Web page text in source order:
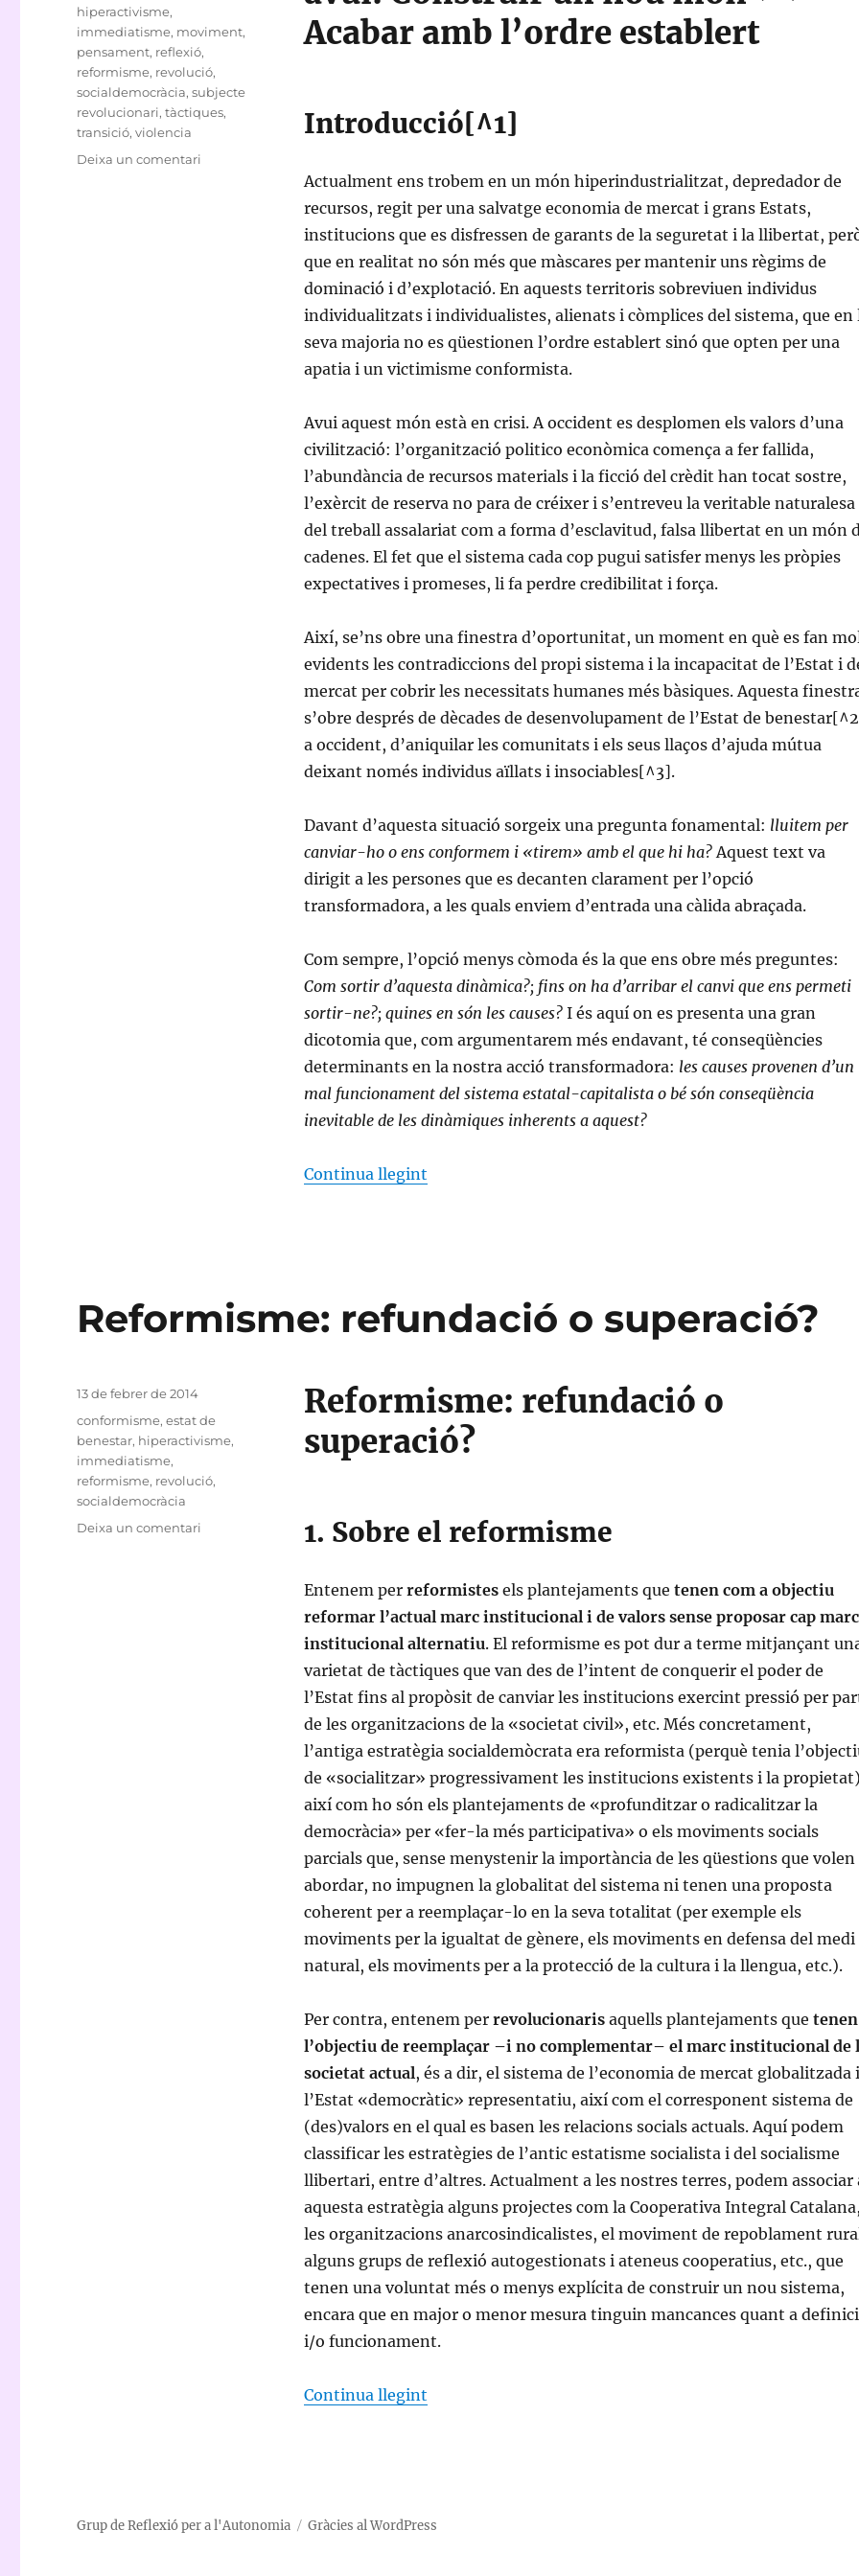
Acabar amb l’ordre establert
Introducció[^1]
Actualment ens trobem en un món hiperindustrialitzat, depredador de
recursos, regit per una salvatge economia de mercat i grans Estats,
institucions que es disfressen de garants de la seguretat i la llibertat,
que en realitat no són més que màscares per mantenir uns règims de
dominació i d’explotació. En aquests territoris sobreviuen individus
individualitzats i individualistes, alienats i còmplices del sistema, que en
seva majoria no es qüestionen l’ordre establert sinó que opten per una
apatia i un victimisme conformista.
Avui aquest món està en crisi. A occident es desplomen els valors d’una
civilització: l’organització politico econòmica comença a fer fallida,
l’abundància de recursos materials i la ficció del crèdit han tocat sostre,
l’exèrcit de reserva no para de créixer i s’entreveu la veritable naturalesa
del treball assalariat com a forma d’esclavitud, falsa llibertat en un món
cadenes. El fet que el sistema cada cop pugui satisfer menys les pròpies
expectatives i promeses, li fa perdre credibilitat i força.
Així, se’ns obre una finestra d’oportunitat, un moment en què es fan
evidents les contradiccions del propi sistema i la incapacitat de l’Estat i
mercat per cobrir les necessitats humanes més bàsiques. Aquesta
s’obre després de dècades de desenvolupament de l’Estat de
a occident, d’aniquilar les comunitats i els seus llaços d’ajuda mútua
deixant només individus aïllats i insociables[^3].
Davant d’aquesta situació sorgeix una pregunta fonamental: lluitem per
canviar-ho o ens conformem i «tirem» amb el que hi ha?Aquest text va
dirigit a les persones que es decanten clarament per l’opció
transformadora, a les quals enviem d’entrada una càlida abraçada.
Com sempre, l’opció menys còmoda és la que ens obre més preguntes:
Com sortir d’aquesta dinàmica?; fins on ha d’arribar el canvi que ens permeti
sortir-ne?; quines en són les causes?I és aquí on es presenta una gran
dicotomia que, com argumentarem més endavant, té conseqüències
determinants en la nostra acció transformadora: les causes provenen d’un
mal funcionament del sistema estatal-capitalista o bé són conseqüència
inevitable de les dinàmiques inherents a aquest?
Continua llegint«Reforma o revolució?»
hiperactivisme,
immediatisme, moviment,
pensament, reflexió,
reformisme, revolució,
socialdemocràcia,subjecte
revolucionari,tàctiques,
transició,violencia
Deixa un comentari
Reformisme: refundació o superació?
Reformisme: refundació o
superació?
1. Sobre el reformisme
Entenem per reformistesels plantejaments que tenen com a objectiu
reformar l’actual marc institucional i de valors sense proposar cap marc
institucional alternatiu. El reformisme es pot dur a terme mitjançant
varietat de tàctiques que van des de l’intent de conquerir el poder de
l’Estat fins al propòsit de canviar les institucions exercint pressió per
de les organitzacions de la «societat civil», etc. Més concretament,
l’antiga estratègia socialdemòcrata era reformista (perquè tenia
de «socialitzar» progressivament les institucions existents i la
així com ho són els plantejaments de «profunditzar o radicalitzar la
democràcia» per «fer-la més participativa» o els moviments socials
parcials que, sense menystenir la importància de les qüestions que volen
abordar, no impugnen la globalitat del sistema ni tenen una proposta
coherent per a reemplaçar-lo en la seva totalitat (per exemple els
moviments per la igualtat de gènere, els moviments en defensa del medi
natural, els moviments per a la protecció de la cultura i la llengua, etc.).
Per contra, entenem per revolucionarisaquells plantejaments que tenen
l’objectiu de reemplaçar –i no complementar– el marc institucional de
societat actual, és a dir, el sistema de l’economia de mercat globalitzada i
l’Estat «democràtic» representatiu, així com el corresponent sistema de
(des)valors en el qual es basen les relacions socials actuals. Aquí podem
classificar les estratègies de l’antic estatisme socialista i del socialisme
llibertari, entre d’altres. Actualment a les nostres terres, podem associar
aquesta estratègia alguns projectes com la Cooperativa Integral
les organitzacions anarcosindicalistes, el moviment de repoblament
alguns grups de reflexió autogestionats i ateneus cooperatius, etc., que
tenen una voluntat més o menys explícita de construir un nou sistema,
encara que en major o menor mesura tinguin mancances quant a
i/o funcionament.
Continua llegint«Reformisme: refundació o superació?»
Publicat
13 de febrer de 2014
Etiquetes
conformisme,estat de
benestar, hiperactivisme,
immediatisme,
reformisme, revolució,
socialdemocràcia
Deixa un comentari
Grup de Reflexió per a l'Autonomia Gràcies al WordPress